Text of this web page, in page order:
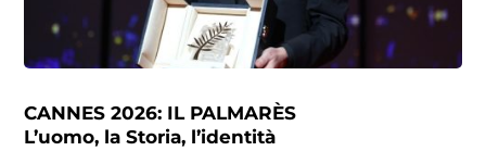
CANNES 2026: IL PALMARÈS
L’uomo, la Storia, l’identità